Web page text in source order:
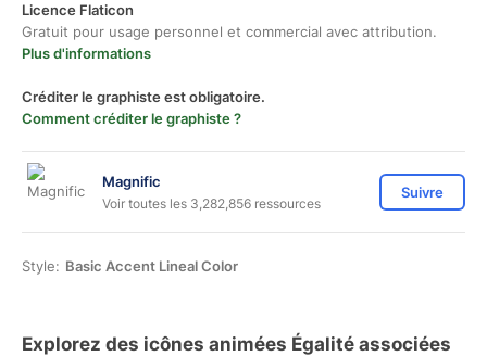
Licence Flaticon
Gratuit pour usage personnel et commercial avec attribution.
Plus d'informations
Créditer le graphiste est obligatoire.
Comment créditer le graphiste ?
Magnific
Voir toutes les 3,282,856 ressources
Suivre
Style: Basic Accent Lineal Color
Explorez des icônes animées Égalité associées